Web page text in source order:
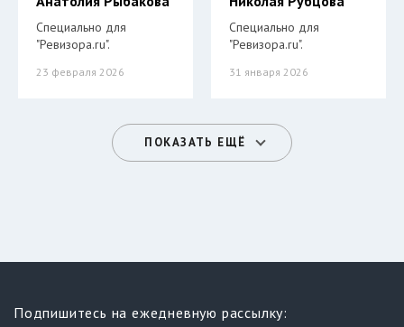
Специально для
"Ревизора.ru".
23 февраля 2026
Специально для
"Ревизора.ru".
31 января 2026
ПОКАЗАТЬ ЕЩЁ
Подпишитесь на ежедневную рассылку: